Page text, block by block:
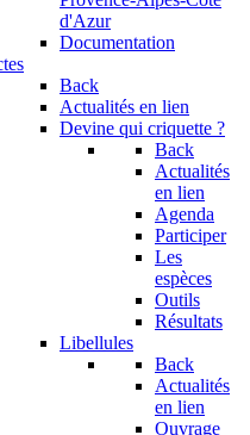
d'Azur
Documentation
Back
Actualités en lien
Devine qui criquette ?
Back
Actualités
en lien
Agenda
Participer
Les
espèces
Outils
Résultats
Libellules
Back
Actualités
en lien
Ouvrage